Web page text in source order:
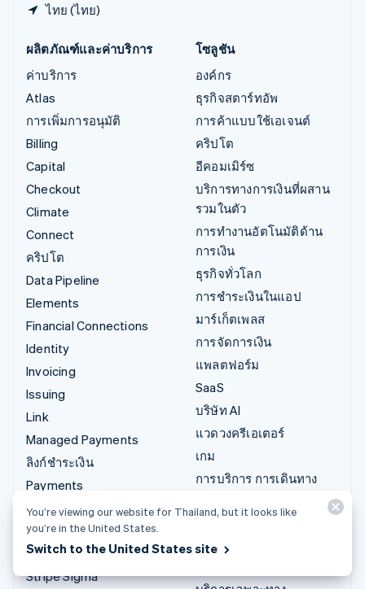
ไทย (ไทย)
ผลิตภัณฑ์และค่าบริการ
ค่าบริการ
Atlas
การเพิ่มการอนุมัติ
Billing
Capital
Checkout
Climate
Connect
คริปโต
Data Pipeline
Elements
Financial Connections
Identity
Invoicing
Issuing
Link
Managed Payments
ลิงก์ชำระเงิน
Payments
Payouts
Radar
Revenue Recognition
Stripe Sigma
โซลูชัน
องค์กร
ธุรกิจสตาร์ทอัพ
การค้าแบบใช้เอเจนต์
คริปโต
อีคอมเมิร์ซ
บริการทางการเงินที่ผสาน
รวมในตัว
การทำงานอัตโนมัติด้าน
การเงิน
ธุรกิจทั่วโลก
การชำระเงินในแอป
มาร์เก็ตเพลส
การจัดการเงิน
แพลตฟอร์ม
SaaS
บริษัท AI
แวดวงครีเอเตอร์
เกม
การบริการ การเดินทาง
ประกันภัย
สื่อและความบันเทิง
You’re viewing our website for Thailand, but it looks like
you’re in the United States.
Switch to the United States site